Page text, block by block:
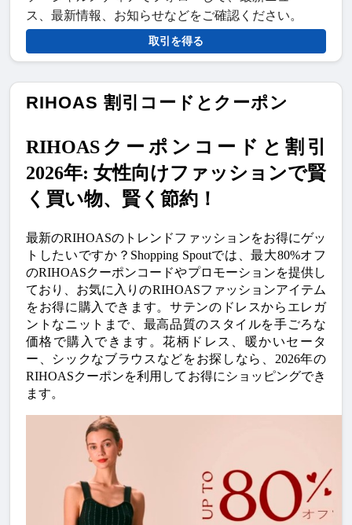
ス、最新情報、お知らせなどをご確認ください。
取引を得る
RIHOAS 割引コードとクーポン
RIHOASクーポンコードと割引
2026年: 女性向けファッションで賢
く買い物、賢く節約！
最新のRIHOASのトレンドファッションをお得にゲッ
トしたいですか？ Shopping Spoutでは、最大80%オフ
のRIHOASクーポンコードやプロモーションを提供し
ており、お気に入りのRIHOASファッションアイテム
をお得に購入できます。サテンのドレスからエレガ
ントなニットまで、最高品質のスタイルを手ごろな
価格で購入できます。花柄ドレス、暖かいセータ
ー、シックなブラウスなどをお探しなら、2026年の
RIHOASクーポンを利用してお得にショッピングでき
ます。